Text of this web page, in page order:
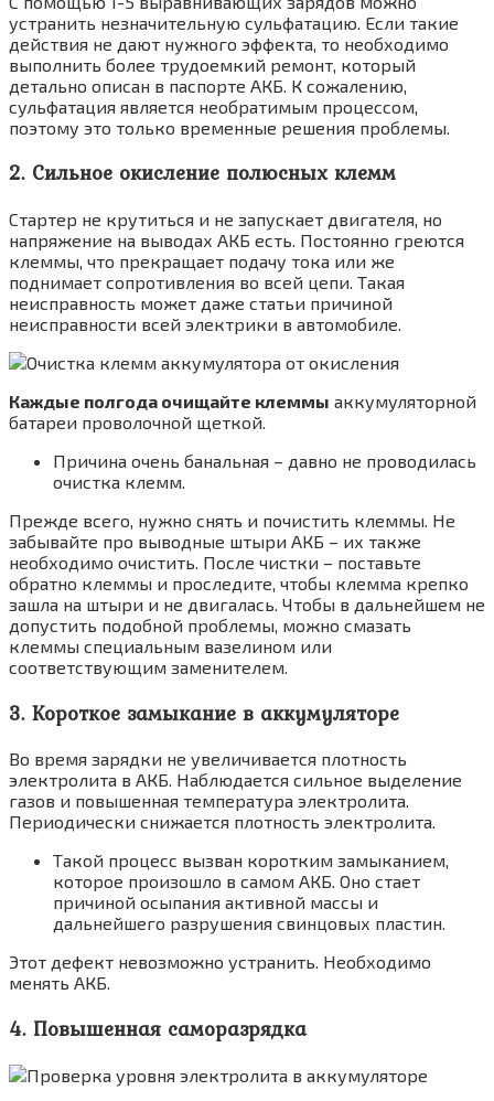
устранить незначительную сульфатацию. Если такие
действия не дают нужного эффекта, то необходимо
выполнить более трудоемкий ремонт, который
детально описан в паспорте АКБ. К сожалению,
сульфатация является необратимым процессом,
поэтому это только временные решения проблемы.
2. Сильное окисление полюсных клемм
Стартер не крутиться и не запускает двигателя, но
напряжение на выводах АКБ есть. Постоянно греются
клеммы, что прекращает подачу тока или же
поднимает сопротивления во всей цепи. Такая
неисправность может даже статьи причиной
неисправности всей электрики в автомобиле.
Каждые полгода очищайте клеммы аккумуляторной
батареи проволочной щеткой.
Причина очень банальная – давно не проводилась
очистка клемм.
Прежде всего, нужно снять и почистить клеммы. Не
забывайте про выводные штыри АКБ – их также
необходимо очистить. После чистки – поставьте
обратно клеммы и проследите, чтобы клемма крепко
зашла на штыри и не двигалась. Чтобы в дальнейшем не
допустить подобной проблемы, можно смазать
клеммы специальным вазелином или
соответствующим заменителем.
3. Короткое замыкание в аккумуляторе
Во время зарядки не увеличивается плотность
электролита в АКБ. Наблюдается сильное выделение
газов и повышенная температура электролита.
Периодически снижается плотность электролита.
Такой процесс вызван коротким замыканием,
которое произошло в самом АКБ. Оно стает
причиной осыпания активной массы и
дальнейшего разрушения свинцовых пластин.
Этот дефект невозможно устранить. Необходимо
менять АКБ.
4. Повышенная саморазрядка